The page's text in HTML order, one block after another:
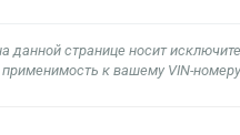
странице носит
применимость к вашему VIN-